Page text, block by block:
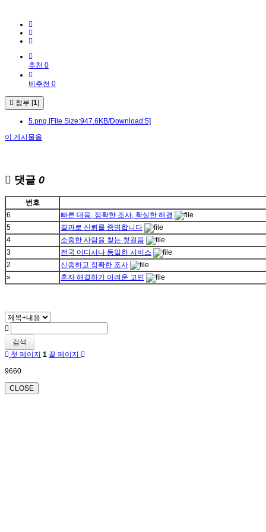
추천 0
비추천 0
첨부 [1]
5.png [File Size:947.6KB/Download:5]
이 게시물을
댓글 0
번호
6
빠른 대응, 정확한 조사, 확실한 해결
5
결과로 신뢰를 증명합니다
4
소중한 사람을 찾는 첫걸음
3
전국 어디서나 동일한 서비스
2
신중하고 정확한 조사
»
혼자 해결하기 어려운 고민
검색
첫 페이지 1 끝 페이지
9660
CLOSE